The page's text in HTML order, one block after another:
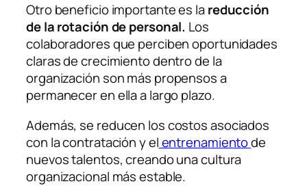
Otro beneficio importante es lareducción
de la rotación de personal. Los
colaboradores que perciben oportunidades
claras de crecimiento dentro de la
organización son más propensos a
permanecer en ella a largo plazo.
Además, se reducen los costos asociados
con la contratación y elentrenamientode
nuevos talentos, creando una cultura
organizacional más estable.